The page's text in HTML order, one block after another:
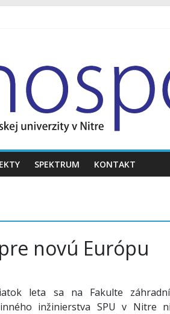
SPEKTRUM KONTAKT
novú Európu
leta sa na Fakulte
inžinierstva SPU v Nitre